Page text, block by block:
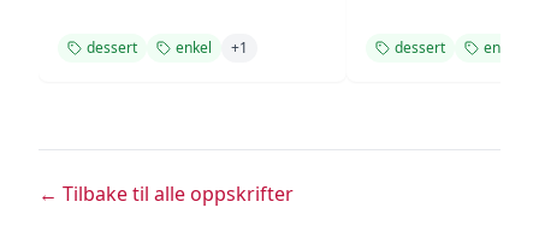
dessert enkel +1 dessert enkel
← Tilbake til alle oppskrifter